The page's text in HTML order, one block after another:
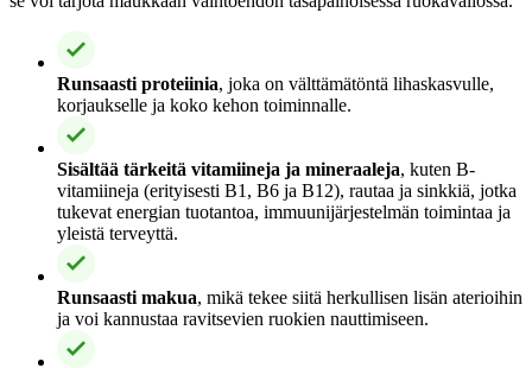
Runsaasti proteiinia, joka on välttämätöntä lihaskasvulle,
korjaukselle ja koko kehon toiminnalle.
Sisältää tärkeitä vitamiineja ja mineraaleja, kuten B-
vitamiineja (erityisesti B1, B6 ja B12), rautaa ja sinkkiä, jotka
tukevat energian tuotantoa, immuunijärjestelmän toimintaa ja
yleistä terveyttä.
Runsaasti makua, mikä tekee siitä herkullisen lisän aterioihin
ja voi kannustaa ravitsevien ruokien nauttimiseen.